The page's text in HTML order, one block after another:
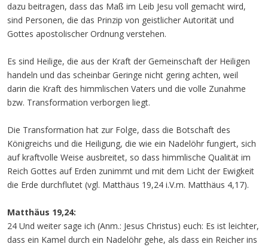
dazu beitragen, dass das Maß im Leib Jesu voll gemacht wird,
sind Personen, die das Prinzip von geistlicher Autorität und
Gottes apostolischer Ordnung verstehen.
Es sind Heilige, die aus der Kraft der Gemeinschaft der Heiligen
handeln und das scheinbar Geringe nicht gering achten, weil
darin die Kraft des himmlischen Vaters und die volle Zunahme
bzw. Transformation verborgen liegt.
Die Transformation hat zur Folge, dass die Botschaft des
Königreichs und die Heiligung, die wie ein Nadelöhr fungiert, sich
auf kraftvolle Weise ausbreitet, so dass himmlische Qualität im
Reich Gottes auf Erden zunimmt und mit dem Licht der Ewigkeit
die Erde durchflutet (vgl. Matthäus 19,24 i.V.m. Matthäus 4,17).
Matthäus 19,24:
24 Und weiter sage ich (Anm.: Jesus Christus) euch: Es ist leichter,
dass ein Kamel durch ein Nadelöhr gehe, als dass ein Reicher ins